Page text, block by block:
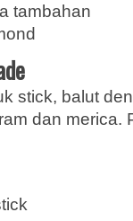
tambahan
stick, balut
dan merica.